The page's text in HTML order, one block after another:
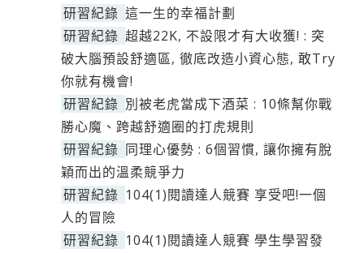
研習紀錄 這一生的幸福計劃
研習紀錄 超越22K, 不設限才有大收獲! : 突
破大腦預設舒適區, 徹底改造小資心態, 敢Try
你就有機會!
研習紀錄 別被老虎當成下酒菜 : 10條幫你戰
勝心魔、跨越舒適圈的打虎規則
研習紀錄 同理心優勢 : 6個習慣, 讓你擁有脫
穎而出的溫柔競爭力
研習紀錄 104(1)閱讀達人競賽 享受吧!一個
人的冒險
研習紀錄 104(1)閱讀達人競賽 學生學習發